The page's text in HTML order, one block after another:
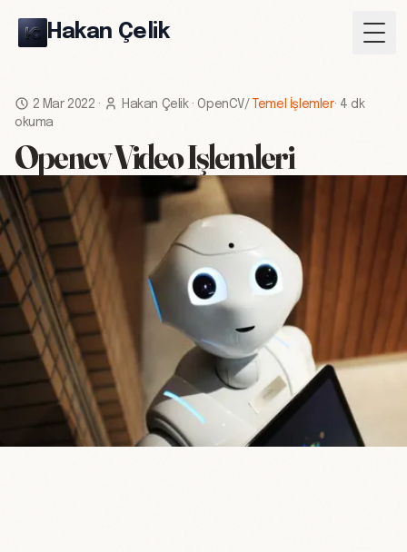
Hakan Çelik
2 Mar 2022 · Hakan Çelik·OpenCV/ Temel İşlemler· 4 dk
okuma
Opencv Video Işlemleri